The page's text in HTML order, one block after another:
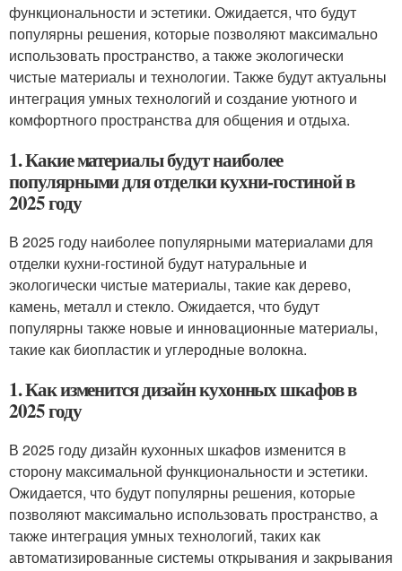
функциональности и эстетики. Ожидается, что будут
популярны решения, которые позволяют максимально
использовать пространство, а также экологически
чистые материалы и технологии. Также будут актуальны
интеграция умных технологий и создание уютного и
комфортного пространства для общения и отдыха.
1. Какие материалы будут наиболее
популярными для отделки кухни-гостиной в
2025 году
В 2025 году наиболее популярными материалами для
отделки кухни-гостиной будут натуральные и
экологически чистые материалы, такие как дерево,
камень, металл и стекло. Ожидается, что будут
популярны также новые и инновационные материалы,
такие как биопластик и углеродные волокна.
1. Как изменится дизайн кухонных шкафов в
2025 году
В 2025 году дизайн кухонных шкафов изменится в
сторону максимальной функциональности и эстетики.
Ожидается, что будут популярны решения, которые
позволяют максимально использовать пространство, а
также интеграция умных технологий, таких как
автоматизированные системы открывания и закрывания